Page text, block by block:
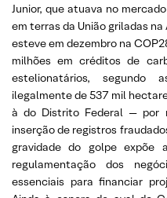
Junior, que atuava no
em terras da União griladas na
esteve em dezembro na
milhões em créditos de
estelionatários, segundo
ilegalmente de 537 mil
à do Distrito Federal — por
inserção de registros
gravidade do golpe expõe
regulamentação dos
essenciais para financiar